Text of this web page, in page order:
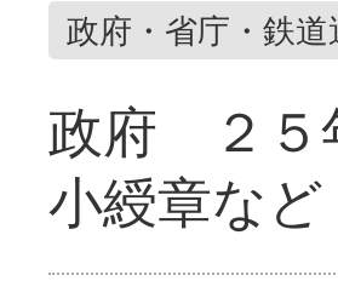
政府・省庁・鉄
政府 ２５
小綬章など